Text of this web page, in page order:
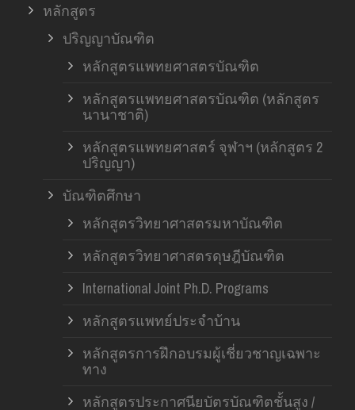
หลักสูตร
ปริญญาบัณฑิต
หลักสูตรแพทยศาสตรบัณฑิต
หลักสูตรแพทยศาสตรบัณฑิต (หลักสูตร
นานาชาติ)
หลักสูตรแพทยศาสตร์ จุฬาฯ (หลักสูตร 2
ปริญญา)
บัณฑิตศึกษา
หลักสูตรวิทยาศาสตรมหาบัณฑิต
หลักสูตรวิทยาศาสตรดุษฎีบัณฑิต
International Joint Ph.D. Programs
หลักสูตรแพทย์ประจำบ้าน
หลักสูตรการฝึกอบรมผู้เชี่ยวชาญเฉพาะ
ทาง
หลักสูตรประกาศนียบัตรบัณฑิตชั้นสูง /